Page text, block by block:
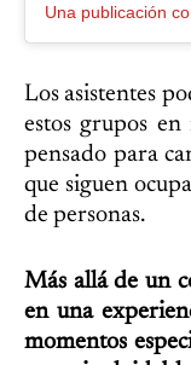
Una publicación
Los asistentes
estos grupos
pensado para
que siguen
de personas.
Más allá de un
en una
momentos